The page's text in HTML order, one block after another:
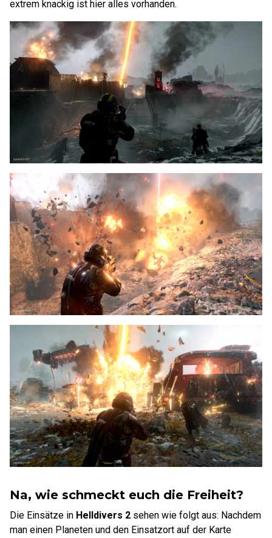
extrem knackig ist hier alles vorhanden.
Na, wie schmeckt euch die Freiheit?
Die Einsätze in Helldivers 2 sehen wie folgt aus: Nachdem
man einen Planeten und den Einsatzort auf der Karte